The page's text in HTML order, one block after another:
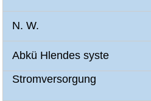
N. W.
Abkü Hlendes syste
Stromversorgung